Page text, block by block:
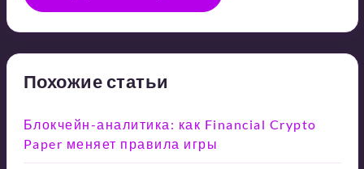
Похожие статьи
Блокчейн-аналитика: как Financial Crypto
Paper меняет правила игры